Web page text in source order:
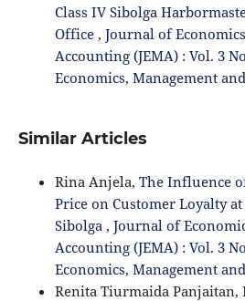
Class IV Sibolga
Office , Journal of
Accounting (JEMA) : Vol. 3
Economics, Management
Similar Articles
Rina Anjela, The Influence
Price on Customer Loyalty at
Sibolga , Journal of
Accounting (JEMA) : Vol. 3
Economics, Management
Renita Tiurmaida Panjaitan,